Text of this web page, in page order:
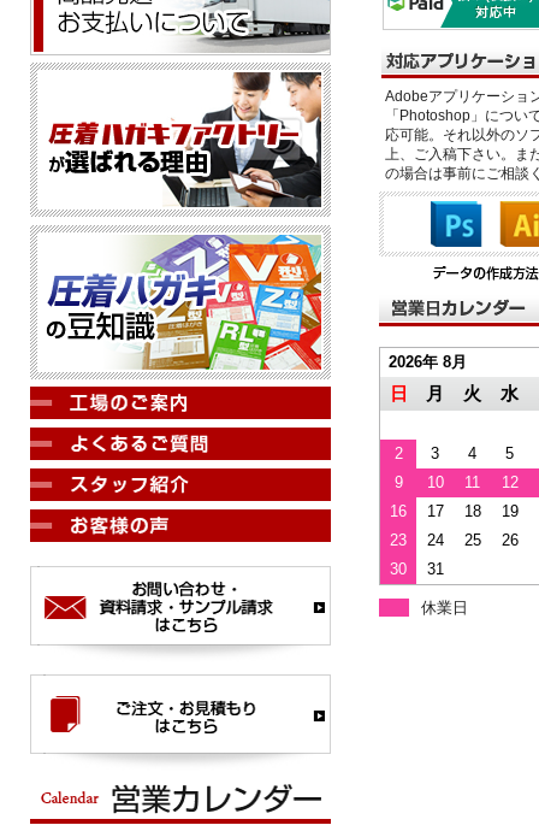
Adobeアプリケーショ
「Photoshop」につい
応可能。それ以外のソ
上、ご入稿下さい。ま
の場合は事前にご相談
2026年 8月
日 月 火 水
2 3 4
5
9
10 11
12
16
17 18
19
23
24 25
26
30
31
休業日